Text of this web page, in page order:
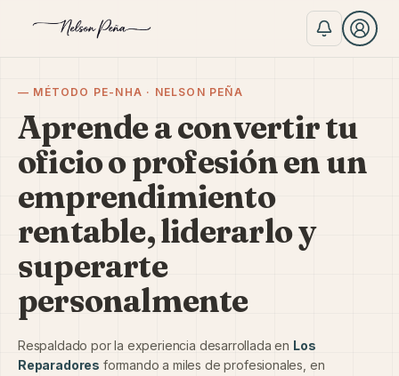
— MÉTODO PE-NHA · NELSON PEÑA
Aprende a convertir tu
oficio o profesión en un
emprendimiento
rentable, liderarlo y
superarte
personalmente
Respaldado por la experiencia desarrollada en Los
Reparadores formando a miles de profesionales, en